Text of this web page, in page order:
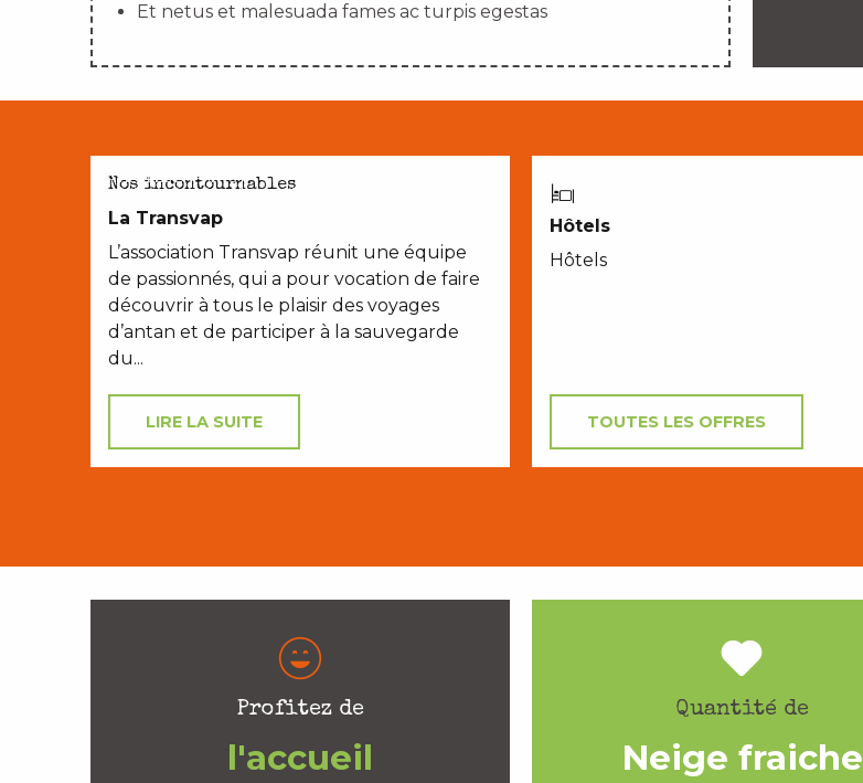
Et netus et malesuada fames ac turpis egestas
AVEC LES ENFANTS
Nos incontournables
La Transvap
L’association Transvap réunit une équipe
de passionnés, qui a pour vocation de faire
découvrir à tous le plaisir des voyages
d’antan et de participer à la sauvegarde
du...
LIRE LA SUITE
Hôtels
Hôtels
TOUTES LES OFFRES
Profitez de
l'accueil
Quantité de
Neige fraiche